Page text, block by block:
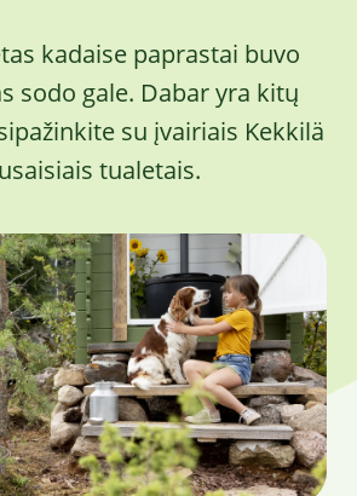
kadaise paprastai buvo
sodo gale. Dabar yra kitų
su įvairiais Kekkilä
tualetais.